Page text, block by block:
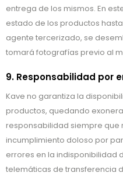
entrega de los mismos. En
estado de los productos
agente tercerizado, se
tomará fotografías previo al
9. Responsabilidad por
Kave no garantiza la
productos, quedando
responsabilidad siempre que
incumplimiento doloso por
errores en la indisponibilidad
telemáticas de transferencia